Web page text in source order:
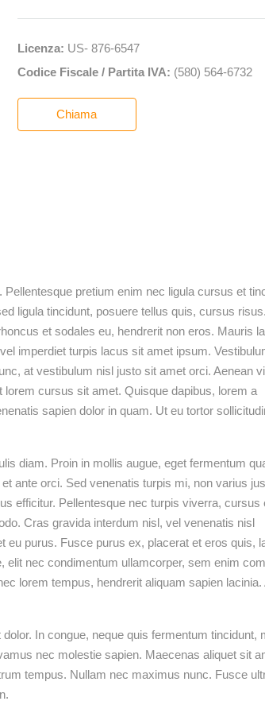
Licenza: US- 876-6547
Codice Fiscale / Partita IVA: (580) 564-6732
Chiama
pretium enim nec ligula cursus et
ligula tincidunt, posuere tellus quis, cursus
et sodales eu, hendrerit non eros. Mauris
imperdiet turpis lacus sit amet ipsum.
at vestibulum nisl justo sit amet orci. Aenean
cursus sit amet. Quisque dapibus, lorem a
sapien dolor in quam. Ut eu tortor
diam. Proin in mollis augue, eget fermentum
ante orci. Sed venenatis turpis mi, non varius
efficitur. Pellentesque nec turpis viverra, cursus
Cras gravida interdum nisl, vel venenatis nisl
eu purus. Fusce purus ex, placerat et eros quis,
elit nec condimentum ullamcorper, sem enim
lorem tempus, hendrerit aliquam sapien lacinia.
In congue, neque quis fermentum tincidunt,
nec molestie sapien. Maecenas aliquet sit
tempus. Nullam nec maximus nunc. Fusce